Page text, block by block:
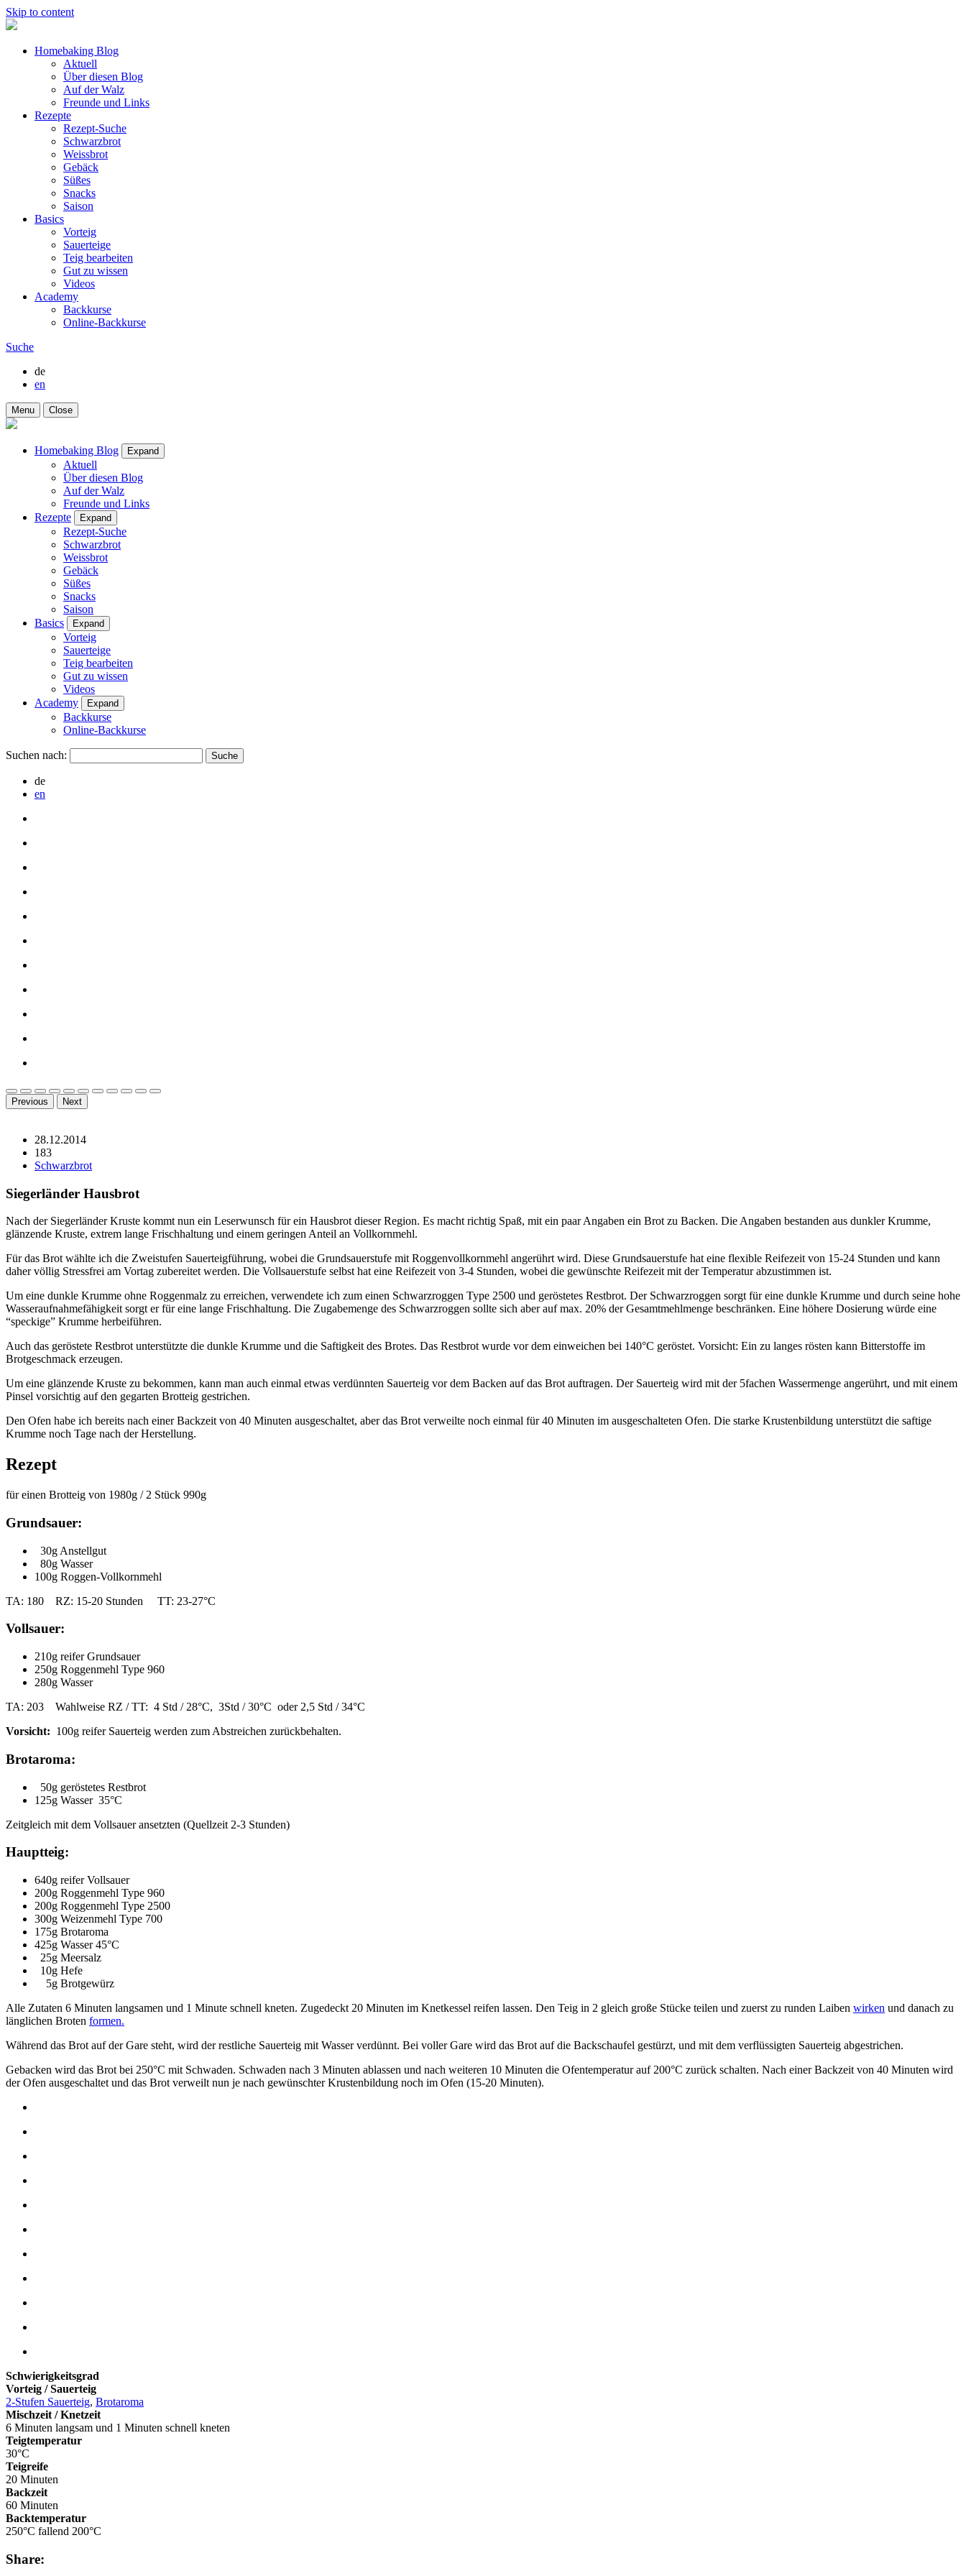
Skip to content
Homebaking Blog
Aktuell
Über diesen Blog
Auf der Walz
Freunde und Links
Rezepte
Rezept-Suche
Schwarzbrot
Weissbrot
Gebäck
Süßes
Snacks
Saison
Basics
Vorteig
Sauerteige
Teig bearbeiten
Gut zu wissen
Videos
Academy
Backkurse
Online-Backkurse
Suche
de
en
Menu Close
Homebaking Blog Expand
Aktuell
Über diesen Blog
Auf der Walz
Freunde und Links
Rezepte
Expand
Rezept-Suche
Schwarzbrot
Weissbrot
Gebäck
Süßes
Snacks
Saison
Basics
Expand
Vorteig
Sauerteige
Teig bearbeiten
Gut zu wissen
Videos
Academy
Expand
Backkurse
Online-Backkurse
Suchen nach:
de
en
Previous Next
28.12.2014
183
Schwarzbrot
Siegerländer Hausbrot
Nach der Siegerländer Kruste kommt nun ein Leserwunsch für ein Hausbrot dieser Region. Es macht richtig Spaß, mit ein paar Angaben ein Brot zu Backen. Die Angaben bestanden aus dunkler Krumme,
glänzende Kruste, extrem lange Frischhaltung und einem geringen Anteil an Vollkornmehl.
Für das Brot wählte ich die Zweistufen Sauerteigführung, wobei die Grundsauerstufe mit Roggenvollkornmehl angerührt wird. Diese Grundsauerstufe hat eine flexible Reifezeit von 15-24 Stunden und kann
daher völlig Stressfrei am Vortag zubereitet werden. Die Vollsauerstufe selbst hat eine Reifezeit von 3-4 Stunden, wobei die gewünschte Reifezeit mit der Temperatur abzustimmen ist.
Um eine dunkle Krumme ohne Roggenmalz zu erreichen, verwendete ich zum einen Schwarzroggen Type 2500 und geröstetes Restbrot. Der Schwarzroggen sorgt für eine dunkle Krumme und durch seine hohe
Wasseraufnahmefähigkeit sorgt er für eine lange Frischhaltung. Die Zugabemenge des Schwarzroggen sollte sich aber auf max. 20% der Gesamtmehlmenge beschränken. Eine höhere Dosierung würde eine
“speckige” Krumme herbeiführen.
Auch das geröstete Restbrot unterstützte die dunkle Krumme und die Saftigkeit des Brotes. Das Restbrot wurde vor dem einweichen bei 140°C geröstet. Vorsicht: Ein zu langes rösten kann Bitterstoffe im
Brotgeschmack erzeugen.
Um eine glänzende Kruste zu bekommen, kann man auch einmal etwas verdünnten Sauerteig vor dem Backen auf das Brot auftragen. Der Sauerteig wird mit der 5fachen Wassermenge angerührt, und mit einem
Pinsel vorsichtig auf den gegarten Brotteig gestrichen.
Den Ofen habe ich bereits nach einer Backzeit von 40 Minuten ausgeschaltet, aber das Brot verweilte noch einmal für 40 Minuten im ausgeschalteten Ofen. Die starke Krustenbildung unterstützt die saftige
Krumme noch Tage nach der Herstellung.
Rezept
für einen Brotteig von 1980g / 2 Stück 990g
Grundsauer:
30g Anstellgut
80g Wasser
100g Roggen-Vollkornmehl
TA: 180 RZ: 15-20 Stunden TT: 23-27°C
Vollsauer:
210g reifer Grundsauer
250g Roggenmehl Type 960
280g Wasser
TA: 203 Wahlweise RZ / TT: 4 Std / 28°C, 3Std / 30°C oder 2,5 Std / 34°C
Vorsicht: 100g reifer Sauerteig werden zum Abstreichen zurückbehalten.
Brotaroma:
50g geröstetes Restbrot
125g Wasser 35°C
Zeitgleich mit dem Vollsauer ansetzten (Quellzeit 2-3 Stunden)
Hauptteig:
640g reifer Vollsauer
200g Roggenmehl Type 960
200g Roggenmehl Type 2500
300g Weizenmehl Type 700
175g Brotaroma
425g Wasser 45°C
25g Meersalz
10g Hefe
5g Brotgewürz
Alle Zutaten 6 Minuten langsamen und 1 Minute schnell kneten. Zugedeckt 20 Minuten im Knetkessel reifen lassen. Den Teig in 2 gleich große Stücke teilen und zuerst zu runden Laiben wirken und danach zu
länglichen Broten formen.
Während das Brot auf der Gare steht, wird der restliche Sauerteig mit Wasser verdünnt. Bei voller Gare wird das Brot auf die Backschaufel gestürzt, und mit dem verflüssigten Sauerteig abgestrichen.
Gebacken wird das Brot bei 250°C mit Schwaden. Schwaden nach 3 Minuten ablassen und nach weiteren 10 Minuten die Ofentemperatur auf 200°C zurück schalten. Nach einer Backzeit von 40 Minuten wird
der Ofen ausgeschaltet und das Brot verweilt nun je nach gewünschter Krustenbildung noch im Ofen (15-20 Minuten).
Schwierigkeitsgrad
Vorteig / Sauerteig
2-Stufen Sauerteig, Brotaroma
Mischzeit / Knetzeit
6 Minuten langsam und 1 Minuten schnell kneten
Teigtemperatur
30°C
Teigreife
20 Minuten
Backzeit
60 Minuten
Backtemperatur
250°C fallend 200°C
Share: